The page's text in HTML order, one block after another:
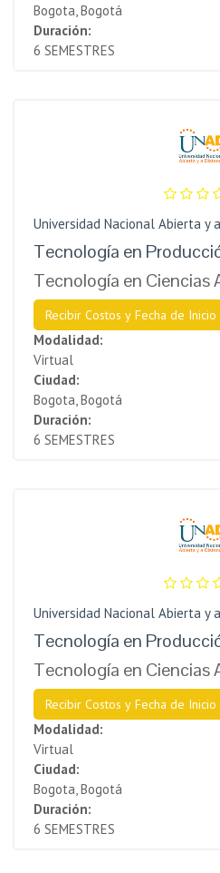
Bogota, Bogotá
Duración:
6 SEMESTRES
Universidad Nacional Abierta y
Tecnología en
Tecnología en Ciencias
Recibir Costos y Fecha de
Modalidad:
Virtual
Ciudad:
Bogota, Bogotá
Duración:
6 SEMESTRES
Universidad Nacional Abierta y
Tecnología en
Tecnología en Ciencias
Recibir Costos y Fecha de
Modalidad:
Virtual
Ciudad:
Bogota, Bogotá
Duración:
6 SEMESTRES